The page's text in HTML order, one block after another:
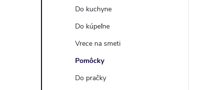
Do kuchyne
Do kúpeľne
Vrece na smeti
Pomôcky
Do pračky